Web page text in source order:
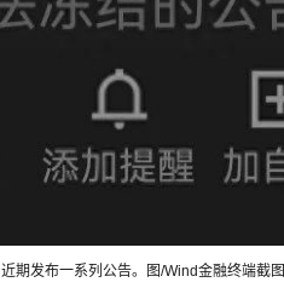
期发布一系列公告。图/Wind金融终端截图